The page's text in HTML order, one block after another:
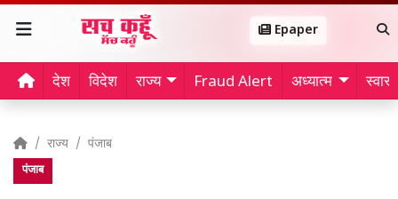
Epaper
देश विदेश राज्य Fraud Alert अध्यात्म
राज्य पंजाब
पंजाब